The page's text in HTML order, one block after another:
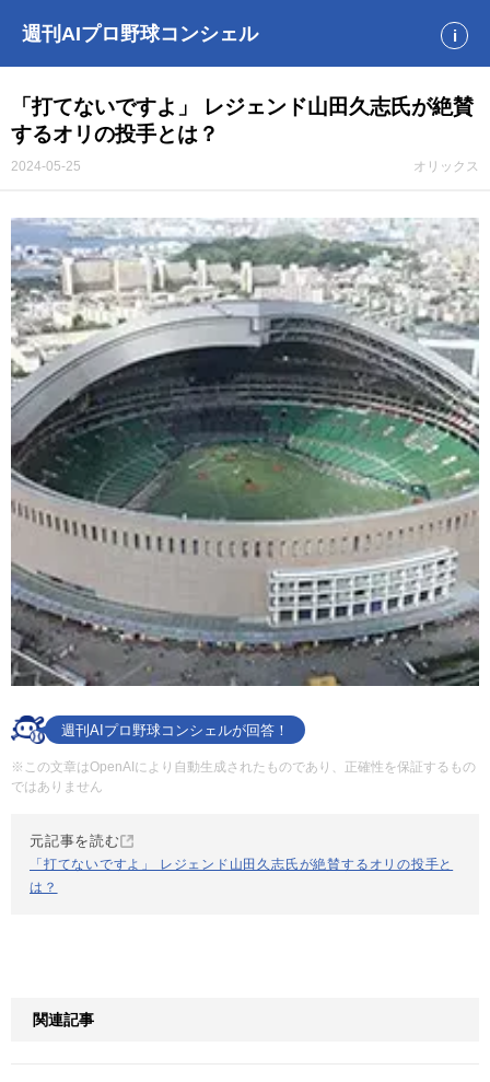
週刊AIプロ野球コンシェル i
「打てないですよ」 レジェンド山田久志氏が絶賛
するオリの投手とは？
2024-05-25 オリックス
週刊AIプロ野球コンシェルが回答！
※この文章はOpenAIにより自動生成されたものであり、正確性を保証するもの
ではありません
元記事を読む
「打てないですよ」 レジェンド山田久志氏が絶賛するオリの投手と
は？
関連記事